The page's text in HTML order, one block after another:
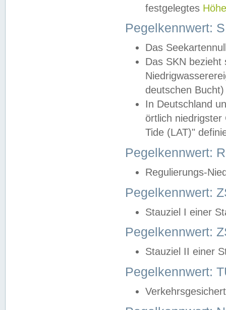
festgelegtes
Pegelkennwert:
Das
Das SKN
deutschen
In Deutschland
örtlich
Tide (LAT)"
Pegelkennwert:
Regulierungs-
Pegelkennwert:
Stauziel I einer
Pegelkennwert:
Stauziel II einer
Pegelkennwert: